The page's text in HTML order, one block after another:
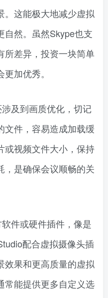
。这能极大地减少虚拟
自然。虽然Skype也支
所差异，投资一块简单
加优秀。
及到画质优化，切记
文件，容易造成加载缓
或视频文件大小，保持
，是确保会议顺畅的关
件或硬件插件，像是
配合虚拟摄像头插
效果和更高质量的虚拟
常能提供更多自定义选